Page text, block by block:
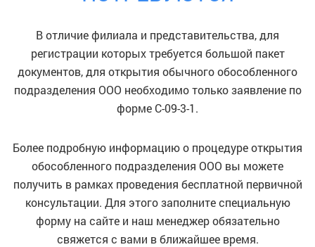
В отличие филиала и представительства, для
регистрации которых требуется большой пакет
документов, для открытия обычного обособленного
подразделения ООО необходимо только заявление по
форме С-09-3-1.
Более подробную информацию о процедуре открытия
обособленного подразделения ООО вы можете
получить в рамках проведения бесплатной первичной
консультации. Для этого заполните специальную
форму на сайте и наш менеджер обязательно
свяжется с вами в ближайшее время.